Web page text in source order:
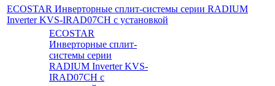
ECOSTAR Инверторные сплит-системы серии RADIUM
Inverter KVS-IRAD07CH с установкой
ECOSTAR
Инверторные сплит-
системы серии
RADIUM Inverter KVS-
IRAD07CH с